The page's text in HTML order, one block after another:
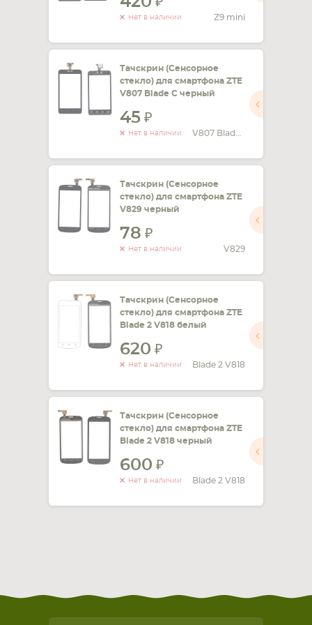
Нет в наличии Z9 mini
Тачскрин (Сенсорное
стекло) для смартфона ZTE
V807 Blade C черный
45
Нет в наличии
Тачскрин (Сенсорное
стекло) для смартфона ZTE
V829 черный
78
Нет в наличии V829
Тачскрин (Сенсорное
стекло) для смартфона ZTE
Blade 2 V818 белый
620
Нет в наличии Blade 2 V818
Тачскрин (Сенсорное
стекло) для смартфона ZTE
Blade 2 V818 черный
600
Нет в наличии Blade 2 V818